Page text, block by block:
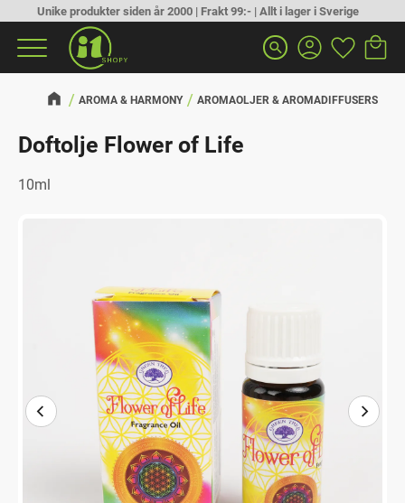
Meny
Unike produkter siden år 2000 | Frakt 99:- | Allt i lager i Sverige
search
AROMA & HARMONY AROMAOLJER & AROMADIFFUSERS
Doftolje Flower of Life
10ml